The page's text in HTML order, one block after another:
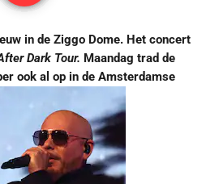
in de Ziggo Dome. Het concert
Dark Tour. Maandag trad de
ook al op in de Amsterdamse